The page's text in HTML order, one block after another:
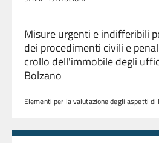
Misure urgenti e indifferibili
dei procedimenti civili e
crollo dell'immobile degli
Bolzano
—
Elementi per la valutazione degli aspetti